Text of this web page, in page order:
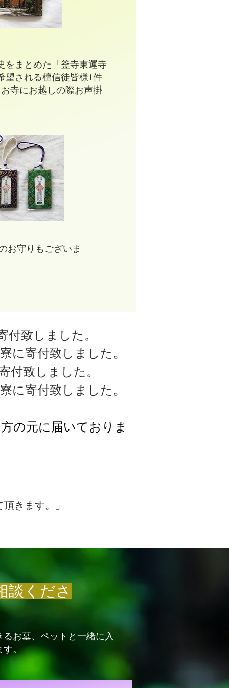
をまとめた「釜寺東運寺
望される檀信徒皆様1件
寺にお越しの際お声掛
お守りもございま
致しました。
に寄付致しました 。
付致しました。
に寄付致しました 。
の元に届いておりま
きます。 」
談くださ
お墓、ペットと一緒に入
す。